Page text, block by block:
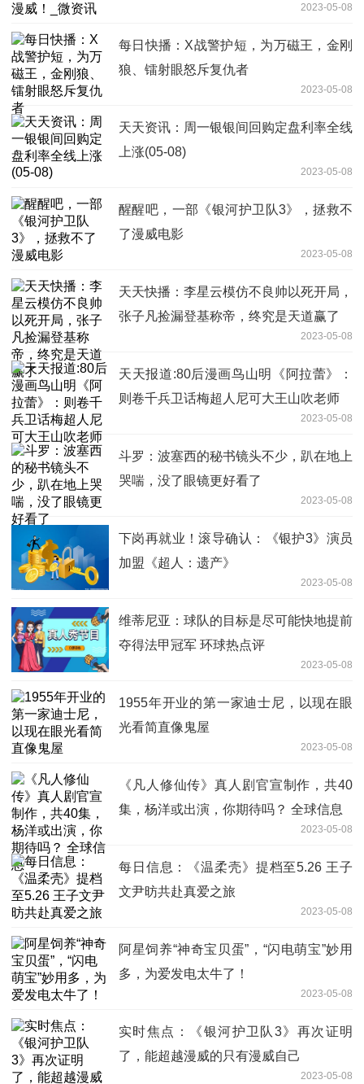
2023-05-08
每日快播：X战警护短，为万磁王，金刚
狼、镭射眼怒斥复仇者
2023-05-08
天天资讯：周一银银间回购定盘利率全线
上涨(05-08)
2023-05-08
醒醒吧，一部《银河护卫队3》，拯救不
了漫威电影
2023-05-08
天天快播：李星云模仿不良帅以死开局，
张子凡捡漏登基称帝，终究是天道赢了
2023-05-08
天天报道:80后漫画鸟山明《阿拉蕾》：
则卷千兵卫话梅超人尼可大王山吹老师
2023-05-08
斗罗：波塞西的秘书镜头不少，趴在地上
哭喘，没了眼镜更好看了
2023-05-08
下岗再就业！滚导确认：《银护3》演员
加盟《超人：遗产》
2023-05-08
维蒂尼亚：球队的目标是尽可能快地提前
夺得法甲冠军 环球热点评
2023-05-08
1955年开业的第一家迪士尼，以现在眼
光看简直像鬼屋
2023-05-08
《凡人修仙传》真人剧官宣制作，共40
集，杨洋或出演，你期待吗？ 全球信息
2023-05-08
每日信息：《温柔壳》提档至5.26 王子
文尹昉共赴真爱之旅
2023-05-08
阿星饲养“神奇宝贝蛋”，“闪电萌宝”妙用
多，为爱发电太牛了！
2023-05-08
实时焦点：《银河护卫队3》再次证明
了，能超越漫威的只有漫威自己
2023-05-08